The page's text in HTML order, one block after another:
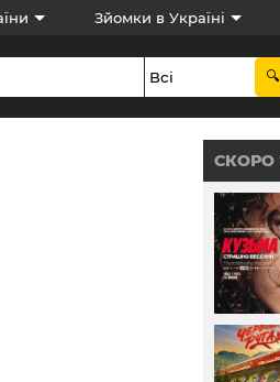
Зйомки в Україні
СКОРО